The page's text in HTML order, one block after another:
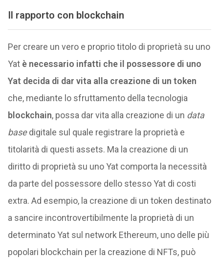
Il rapporto con blockchain
Per creare un vero e proprio titolo di proprietà su uno
Yat è necessario infatti che il possessore di uno
Yat decida di dar vita alla creazione di un token
che, mediante lo sfruttamento della tecnologia
blockchain, possa dar vita alla creazione di un data
basedigitale sul quale registrare la proprietà e
titolarità di questi assets. Ma la creazione di un
diritto di proprietà su uno Yat comporta la necessità
da parte del possessore dello stesso Yat di costi
extra. Ad esempio, la creazione di un token destinato
a sancire incontrovertibilmente la proprietà di un
determinato Yat sul network Ethereum, uno delle più
popolari blockchain per la creazione di NFTs, può